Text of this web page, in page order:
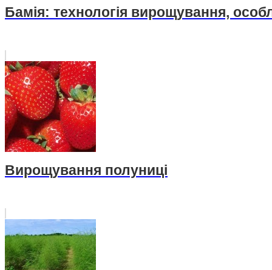
Бамія: технологія вирощування,
Вирощування полуниці